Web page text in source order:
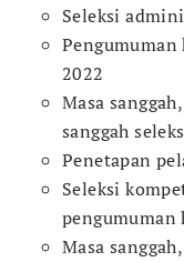
Seleksi
2022
Masa
sanggah
Penetapan
Seleksi
pengumuman
Masa